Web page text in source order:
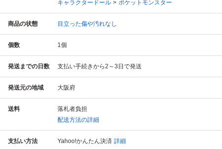
キャラクタードール
ポケットモンスター
商品の状態 目立った傷や汚れなし
個数 1個
発送までの日数 支払い手続きから2～3日で発送
発送元の地域 大阪府
送料
落札者負担
配送方法の詳細
支払い方法 Yahoo!かんたん決済 詳細